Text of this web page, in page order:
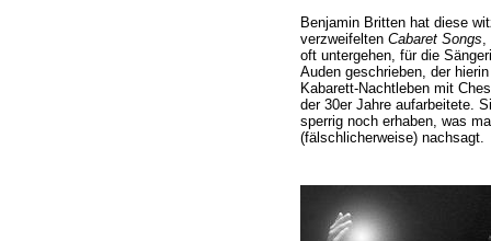
Benjamin Britten hat diese
verzweifelten Cabaret Songs,
oft untergehen, für die
Auden geschrieben, der
Kabarett-Nachtleben mit
der 30er Jahre aufarbeitete.
sperrig noch erhaben, was
(fälschlicherweise) nachsagt.